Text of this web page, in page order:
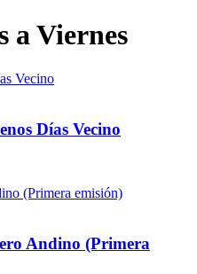
a Viernes
Vecino
Días Vecino
(Primera emisión)
Andino (Primera